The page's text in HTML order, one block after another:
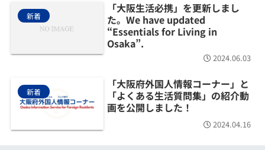
新着
「大阪生活必携」を更新しまし
た。We have updated
“Essentials for Living in
Osaka”.
2024.06.03
新着
「大阪府外国人情報コーナー」と
「よくある生活質問集」の紹介動
画を公開しました！
2024.04.16